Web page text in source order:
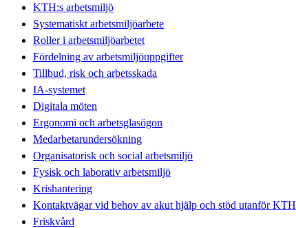
KTH:s arbetsmiljö
Systematiskt arbetsmiljöarbete
Roller i arbetsmiljöarbetet
Fördelning av arbetsmiljöuppgifter
Tillbud, risk och arbetsskada
IA-systemet
Digitala möten
Ergonomi och arbetsglasögon
Medarbetarundersökning
Organisatorisk och social arbetsmiljö
Fysisk och laborativ arbetsmiljö
Krishantering
Kontaktvägar vid behov av akut hjälp och stöd utanför KTH
Friskvård